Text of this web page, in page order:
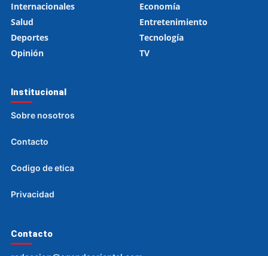
Internacionales
Economía
Salud
Entretenimiento
Deportes
Tecnología
Opinión
TV
Institucional
Sobre nosotros
Contacto
Codigo de etica
Privacidad
Contacto